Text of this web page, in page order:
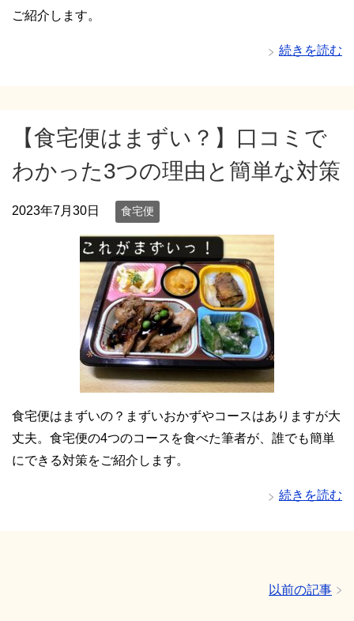
ご紹介します。
続きを読む
【食宅便はまずい？】口コミで
わかった3つの理由と簡単な対策
2023年7月30日 食宅便
食宅便はまずいの？まずいおかずやコースはありますが大
丈夫。食宅便の4つのコースを食べた筆者が、誰でも簡単
にできる対策をご紹介します。
続きを読む
以前の記事